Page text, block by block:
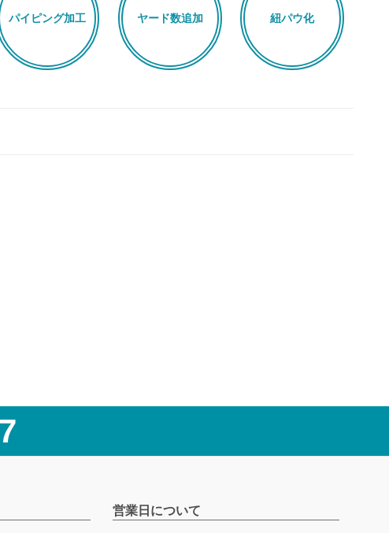
パイピング加工 ヤード数追加 紐パウ化
営業日について